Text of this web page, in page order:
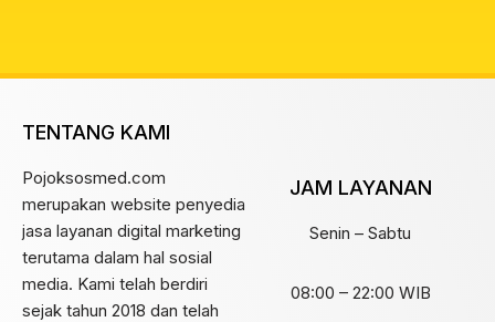
TENTANG KAMI
Pojoksosmed.com
merupakan website penyedia
jasa layanan digital marketing
terutama dalam hal sosial
media. Kami telah berdiri
sejak tahun 2018 dan telah
JAM LAYANAN
Senin – Sabtu
08:00 – 22:00 WIB